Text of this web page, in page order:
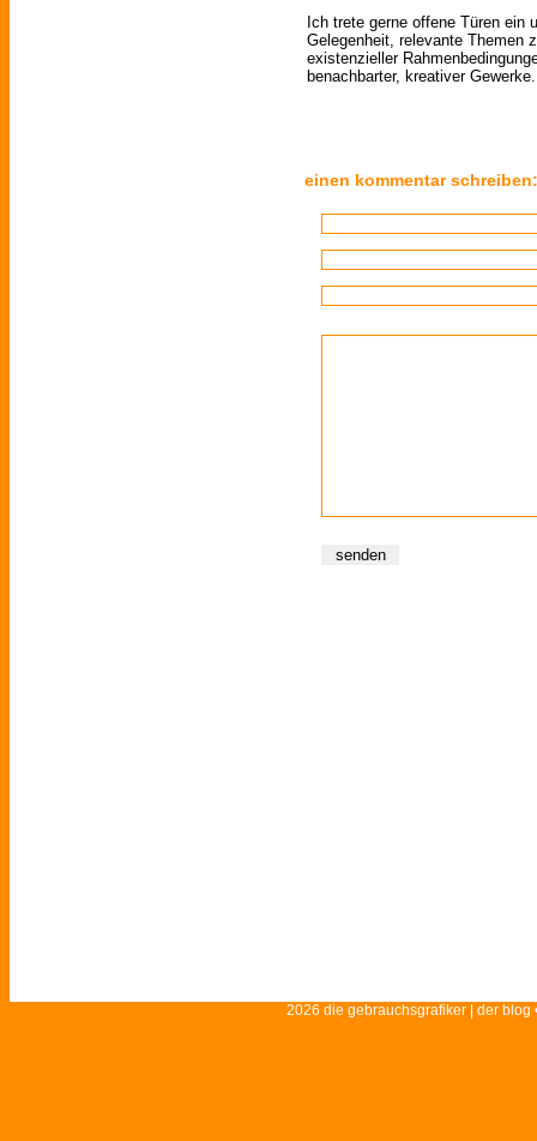
Ich trete gerne offene Türen ein
Gelegenheit, relevante Themen
existenzieller
benachbarter, kreativer Gewerke.
einen kommentar schreiben:
2026 die gebrauchsgrafiker | der blog